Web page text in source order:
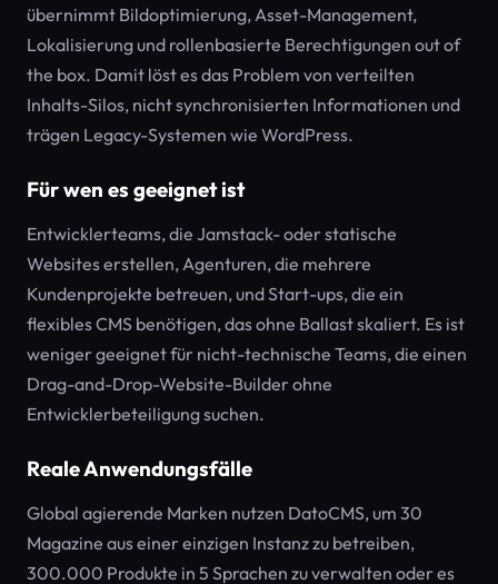
übernimmt Bildoptimierung, Asset-Management,
Lokalisierung und rollenbasierte Berechtigungen out of
the box. Damit löst es das Problem von verteilten
Inhalts-Silos, nicht synchronisierten Informationen und
trägen Legacy-Systemen wie WordPress.
Für wen es geeignet ist
Entwicklerteams, die Jamstack- oder statische
Websites erstellen, Agenturen, die mehrere
Kundenprojekte betreuen, und Start-ups, die ein
flexibles CMS benötigen, das ohne Ballast skaliert. Es ist
weniger geeignet für nicht-technische Teams, die einen
Drag-and-Drop-Website-Builder ohne
Entwicklerbeteiligung suchen.
Reale Anwendungsfälle
Global agierende Marken nutzen DatoCMS, um 30
Magazine aus einer einzigen Instanz zu betreiben,
300.000 Produkte in 5 Sprachen zu verwalten oder es